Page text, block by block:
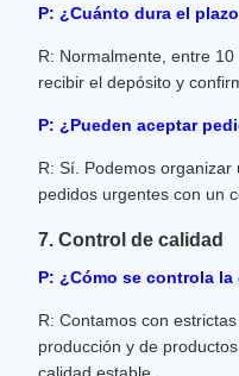
P: ¿Cuánto dura el
R: Normalmente, entre
recibir el depósito y
P: ¿Pueden aceptar
R: Sí. Podemos
pedidos urgentes con un
7. Control de calidad
P: ¿Cómo se controla
R: Contamos con
producción y de